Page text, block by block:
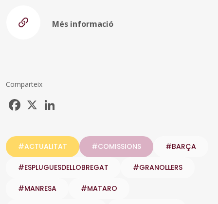
Més informació
Comparteix
Facebook
#ACTUALITAT #COMISSIONS #BARÇA
#ESPLUGUESDELLOBREGAT #GRANOLLERS
#MANRESA #MATARO